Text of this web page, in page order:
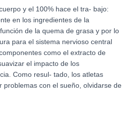
y el 100% hace el tra- bajo:
en los ingredientes de la
de la quema de grasa y por lo
para el sistema nervioso central
como el extracto de
el impacto de los
Como resul- tado, los atletas
problemas con el sueño, olvidarse de